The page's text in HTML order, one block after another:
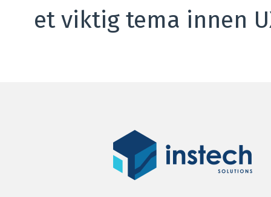
et viktig tema innen